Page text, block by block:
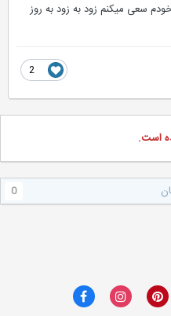
سعی میکنم زود به زود به روز